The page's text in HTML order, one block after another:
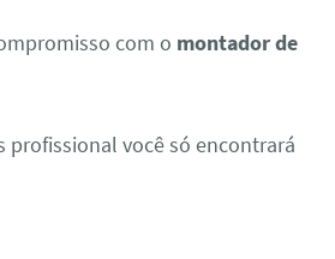
com o montador de
profissional você só encontrará